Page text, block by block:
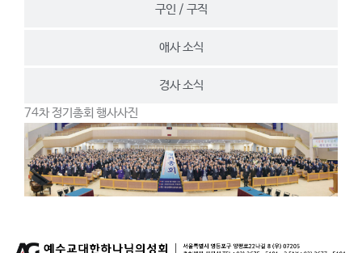
구인 / 구직
애사 소식
경사 소식
74차 정기총회 행사사진